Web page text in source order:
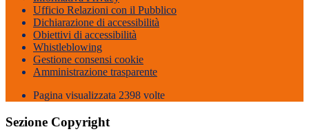
Ufficio Relazioni con il Pubblico
Dichiarazione di accessibilità
Obiettivi di accessibilità
Whistleblowing
Gestione consensi cookie
Amministrazione trasparente
Pagina visualizzata 2398 volte
Sezione Copyright